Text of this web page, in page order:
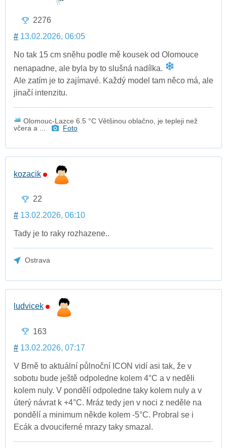
2276
# 13.02.2026, 06:05
No tak 15 cm sněhu podle mě kousek od Olomouce
nenapadne, ale byla by to slušná nadílka.
Ale zatím je to zajímavé. Každý model tam něco má, ale
jinačí intenzitu.
Olomouc-Lazce 6.5 °C Většinou oblačno, je tepleji než
včera a ...
Foto
kozacik
22
# 13.02.2026, 06:10
Tady je to raky rozhazene..
Ostrava
ludvicek
163
# 13.02.2026, 07:17
V Brně to aktuální půlnoční ICON vidí asi tak, že v
sobotu bude ještě odpoledne kolem 4°C a v neděli
kolem nuly. V pondělí odpoledne taky kolem nuly a v
úterý návrat k +4°C. Mráz tedy jen v noci z neděle na
pondělí a minimum někde kolem -5°C. Probral se i
Ecák a dvouciferné mrazy taky smazal.